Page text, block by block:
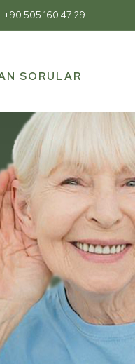
+90 505 160 47 29
SORULAR